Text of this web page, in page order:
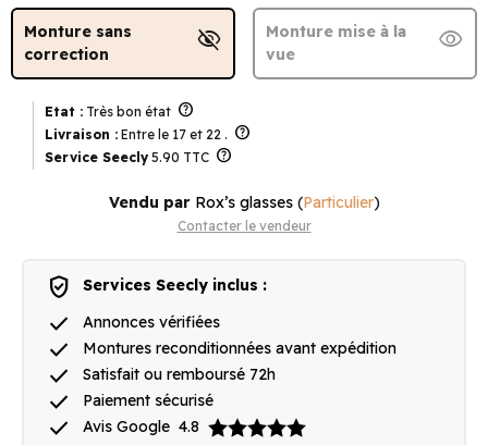
Monture sans
correction
visibility_off
Monture mise à la
vue
visibility
Etat : Très bon état help
Livraison : Entre le 17 et 22 . help
Service Seecly 5.90 TTC help
Vendu par Rox’s glasses(Particulier)
Contacter le vendeur
verified_user Services Seecly inclus :
done Annonces vérifiées
done Montures reconditionnées avant expédition
done Satisfait ou remboursé 72h
done Paiement sécurisé
done Avis Google 4.8